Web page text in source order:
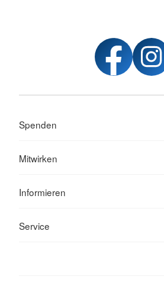
Spenden
Mitwirken
Informieren
Service